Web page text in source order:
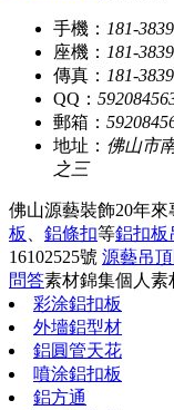
手機： 181-
座機： 181-
傳真： 181-
QQ：
郵箱：
地址： 佛山市
之三
佛山源藝裝飾20年
板
鋁條扣等鋁扣板
16102525號 源藝吊
問答素材錦集個人素
彩涂鋁扣板
外墻鋁型材
鋁圓管天花
噴涂鋁扣板
鋁方通